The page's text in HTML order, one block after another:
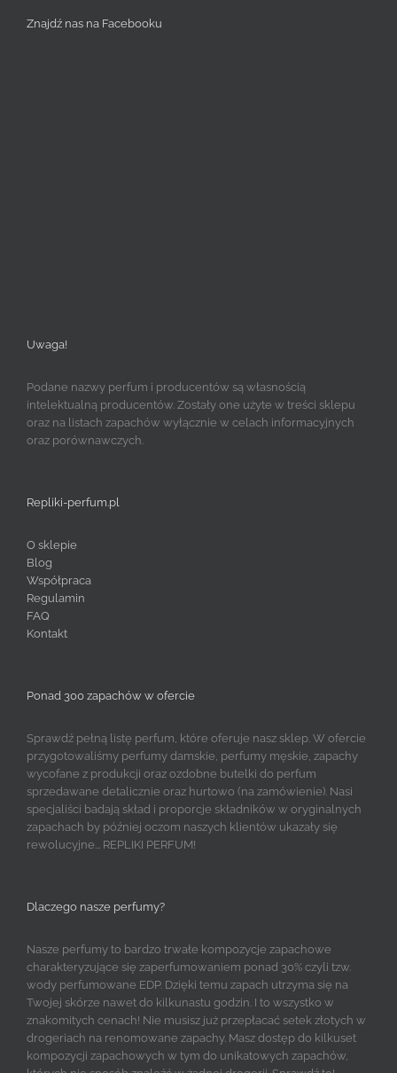
Znajdź nas na Facebooku
Uwaga!
Podane nazwy perfum i producentów są własnością
intelektualną producentów. Zostały one użyte w treści sklepu
oraz na listach zapachów wyłącznie w celach informacyjnych
oraz porównawczych.
Repliki-perfum.pl
O sklepie
Blog
Współpraca
Regulamin
FAQ
Kontakt
Ponad 300 zapachów w ofercie
Sprawdź pełną listę perfum, które oferuje nasz sklep. W ofercie
przygotowaliśmy perfumy damskie, perfumy męskie, zapachy
wycofane z produkcji oraz ozdobne butelki do perfum
sprzedawane detalicznie oraz hurtowo (na zamówienie). Nasi
specjaliści badają skład i proporcje składników w oryginalnych
zapachach by później oczom naszych klientów ukazały się
rewolucyjne... REPLIKI PERFUM!
Dlaczego nasze perfumy?
Nasze perfumy to bardzo trwałe kompozycje zapachowe
charakteryzujące się zaperfumowaniem ponad 30% czyli tzw.
wody perfumowane EDP. Dzięki temu zapach utrzyma się na
Twojej skórze nawet do kilkunastu godzin. I to wszystko w
znakomitych cenach! Nie musisz już przepłacać setek złotych w
drogeriach na renomowane zapachy. Masz dostęp do kilkuset
kompozycji zapachowych w tym do unikatowych zapachów,